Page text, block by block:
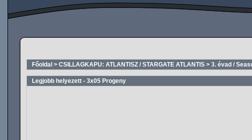
Főoldal > CSILLAGKAPU: ATLANTISZ / STARGATE ATLANTIS > 3. évad /
Legjobb helyezett - 3x05 Progeny